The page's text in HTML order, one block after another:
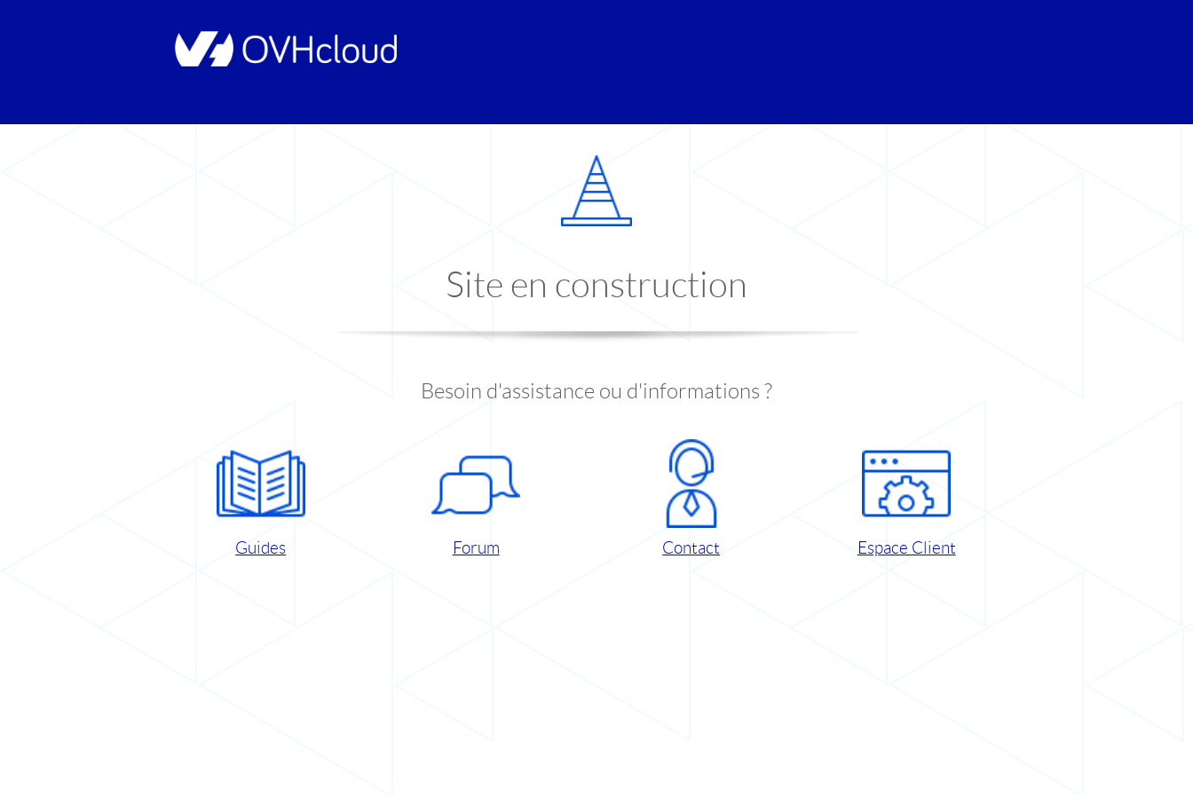
Site en construction
Besoin d'assistance ou d'informations ?
Guides Forum Contact Espace Client